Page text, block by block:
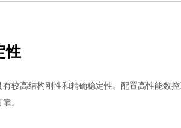
性
较高结构刚性和精确稳定性。配置高性能数
。